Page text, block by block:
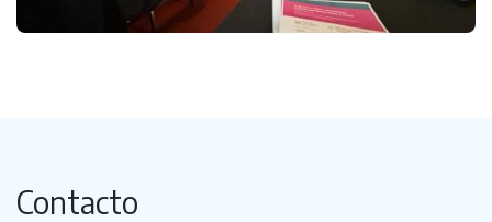
Contacto